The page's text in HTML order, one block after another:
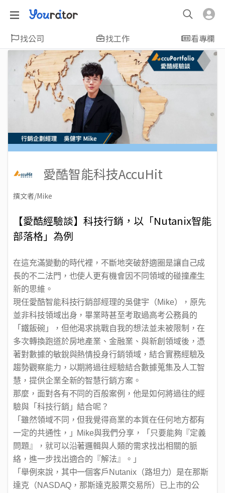
找公司 找工作 看專欄
愛酷智能科技AccuHit
撰文者/Mike
【愛酷經驗談】科技行銷，以「Nutanix智能
部落格」為例
在這充滿變動的時代裡，不斷地突破舒適圈是讓自己成
長的不二法門，也使人更有機會因不同領域的碰撞產生
新的思維。
現任愛酷智能科技行銷部經理的吳健宇（Mike），原先
並非科技領域出身，畢業時甚至考取過高考公務員的
「鐵飯碗」，但他渴求挑戰自我的想法並未被限制，在
多次轉換跑道於房地產業、金融業、與新創領域後，憑
著對數據的敏銳與熱情投身行銷領域，結合實務經驗及
趨勢觀察能力，以期將過往經驗結合數據蒐集及人工智
慧，提供企業全新的智慧行銷方案。
那麼，面對各有不同的百般案例，他是如何將過往的經
驗與「科技行銷」結合呢？
「雖然領域不同，但我覺得商業的本質在任何地方都有
一定的共通性，」Mike與我們分享，「只要能夠『定義
問題』，就可以沿著邏輯與人類的需求找出相關的脈
絡，進一步找出適合的『解法』。」
「舉例來說，其中一個客戶Nutanix（路坦力）是在那斯
達克（NASDAQ，那斯達克股票交易所）已上市的公